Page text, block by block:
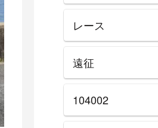
レース
遠征
104002